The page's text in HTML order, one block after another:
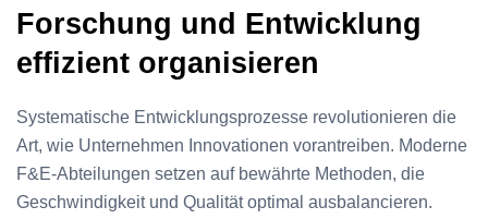
Forschung und Entwicklung
effizient organisieren
Systematische Entwicklungsprozesse revolutionieren die
Art, wie Unternehmen Innovationen vorantreiben. Moderne
F&E-Abteilungen setzen auf bewährte Methoden, die
Geschwindigkeit und Qualität optimal ausbalancieren.